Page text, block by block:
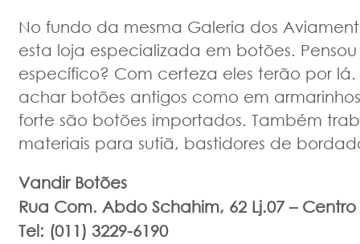
No fundo da mesma Galeria dos
esta loja especializada em botões.
específico? Com certeza eles terão por
achar botões antigos como em
forte são botões importados. Também
materiais para sutiã, bastidores de
Vandir Botões
Rua Com. Abdo Schahim, 62 Lj.07 – Centro
Tel: (011) 3229-6190